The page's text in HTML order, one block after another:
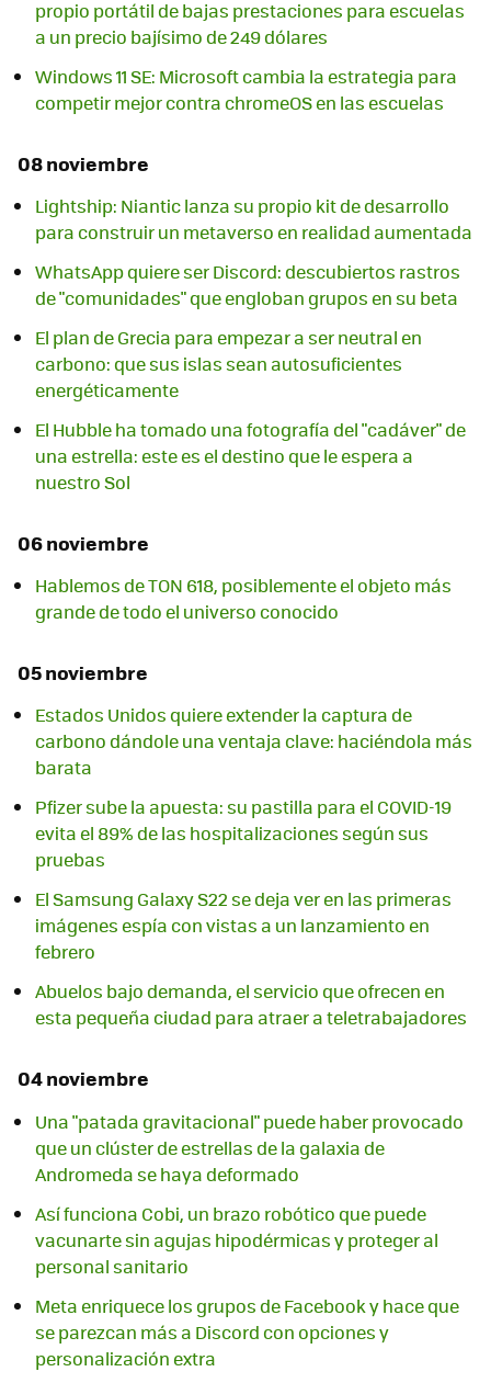
propio portátil de bajas prestaciones para escuelas
a un precio bajísimo de 249 dólares
Windows 11 SE: Microsoft cambia la estrategia para
competir mejor contra chromeOS en las escuelas
08 noviembre
Lightship: Niantic lanza su propio kit de desarrollo
para construir un metaverso en realidad aumentada
WhatsApp quiere ser Discord: descubiertos rastros
de "comunidades" que engloban grupos en su beta
El plan de Grecia para empezar a ser neutral en
carbono: que sus islas sean autosuficientes
energéticamente
El Hubble ha tomado una fotografía del "cadáver" de
una estrella: este es el destino que le espera a
nuestro Sol
06 noviembre
Hablemos de TON 618, posiblemente el objeto más
grande de todo el universo conocido
05 noviembre
Estados Unidos quiere extender la captura de
carbono dándole una ventaja clave: haciéndola más
barata
Pfizer sube la apuesta: su pastilla para el COVID-19
evita el 89% de las hospitalizaciones según sus
pruebas
El Samsung Galaxy S22 se deja ver en las primeras
imágenes espía con vistas a un lanzamiento en
febrero
Abuelos bajo demanda, el servicio que ofrecen en
esta pequeña ciudad para atraer a teletrabajadores
04 noviembre
Una "patada gravitacional" puede haber provocado
que un clúster de estrellas de la galaxia de
Andromeda se haya deformado
Así funciona Cobi, un brazo robótico que puede
vacunarte sin agujas hipodérmicas y proteger al
personal sanitario
Meta enriquece los grupos de Facebook y hace que
se parezcan más a Discord con opciones y
personalización extra